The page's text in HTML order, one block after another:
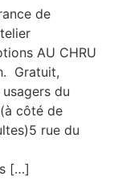
de
AU CHRU
Gratuit,
du
côté de
rue du
[…]